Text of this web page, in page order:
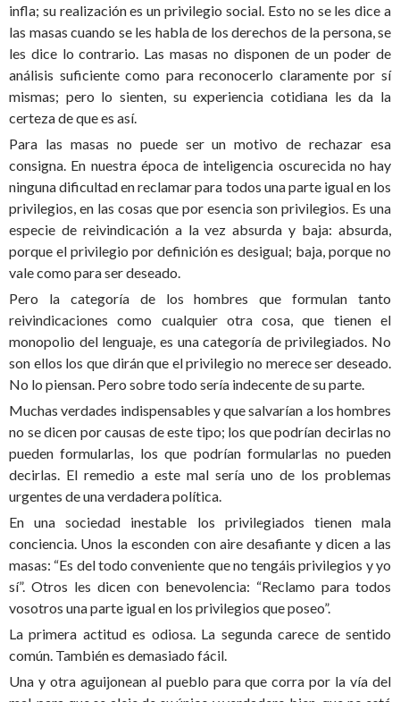
infla; su realización es un privilegio social. Esto no se les dice a
las masas cuando se les habla de los derechos de la persona, se
les dice lo contrario. Las masas no disponen de un poder de
análisis suficiente como para reconocerlo claramente por sí
mismas; pero lo sienten, su experiencia cotidiana les da la
certeza de que es así.
Para las masas no puede ser un motivo de rechazar esa
consigna. En nuestra época de inteligencia oscurecida no hay
ninguna dificultad en reclamar para todos una parte igual en los
privilegios, en las cosas que por esencia son privilegios. Es una
especie de reivindicación a la vez absurda y baja: absurda,
porque el privilegio por definición es desigual; baja, porque no
vale como para ser deseado.
Pero la categoría de los hombres que formulan tanto
reivindicaciones como cualquier otra cosa, que tienen el
monopolio del lenguaje, es una categoría de privilegiados. No
son ellos los que dirán que el privilegio no merece ser deseado.
No lo piensan. Pero sobre todo sería indecente de su parte.
Muchas verdades indispensables y que salvarían a los hombres
no se dicen por causas de este tipo; los que podrían decirlas no
pueden formularlas, los que podrían formularlas no pueden
decirlas. El remedio a este mal sería uno de los problemas
urgentes de una verdadera política.
En una sociedad inestable los privilegiados tienen mala
conciencia. Unos la esconden con aire desafiante y dicen a las
masas: “Es del todo conveniente que no tengáis privilegios y yo
sí”. Otros les dicen con benevolencia: “Reclamo para todos
vosotros una parte igual en los privilegios que poseo”.
La primera actitud es odiosa. La segunda carece de sentido
común. También es demasiado fácil.
Una y otra aguijonean al pueblo para que corra por la vía del